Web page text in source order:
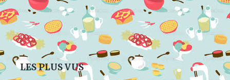
LES PLUS VUS